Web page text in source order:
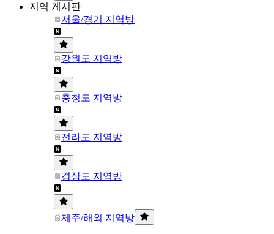
지역 게시판
서울/경기 지역방
강원도 지역방
충청도 지역방
전라도 지역방
경상도 지역방
제주/해외 지역방